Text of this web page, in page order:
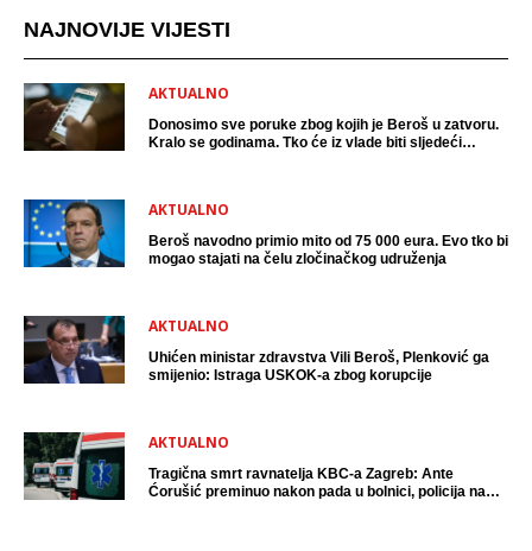
NAJNOVIJE VIJESTI
AKTUALNO
Donosimo sve poruke zbog kojih je Beroš u zatvoru.
Kralo se godinama. Tko će iz vlade biti sljedeći
AKTUALNO
Beroš navodno primio mito od 75 000 eura. Evo tko bi
mogao stajati na čelu zločinačkog udruženja
AKTUALNO
Uhićen ministar zdravstva Vili Beroš, Plenković ga
smijenio: Istraga USKOK-a zbog korupcije
AKTUALNO
Tragična smrt ravnatelja KBC-a Zagreb: Ante
Ćorušić preminuo nakon pada u bolnici, policija na